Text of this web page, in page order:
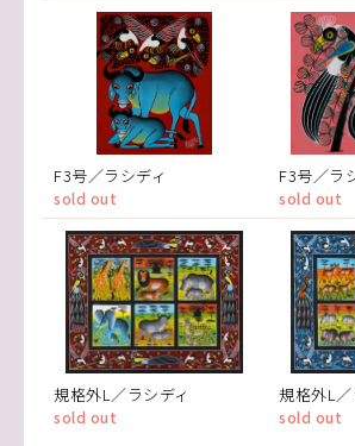
F3号／ラシディ
sold out
F3号／ラ
sold out
規格外L／ラシディ
sold out
規格外L／
sold out